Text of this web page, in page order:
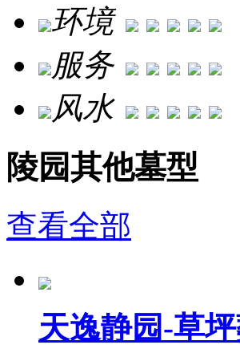
环境
服务
风水
陵园其他墓型
查看全部
天逸静园-草